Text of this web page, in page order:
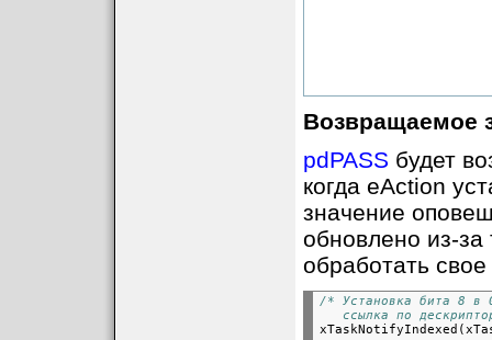
Возвращаемое
pdPASS будет
когда eAction
значение
обновлено из-за
обработать
/* Установка бита 8 в
ссылка по